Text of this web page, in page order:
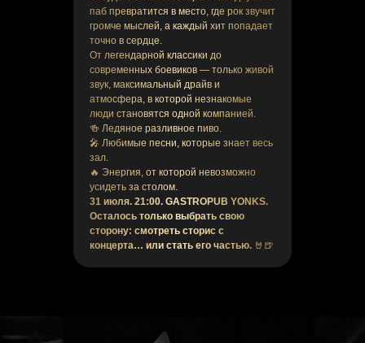
паб превратится в место, где рок звучит
громче мыслей, а каждый хит попадает
точно в сердце.
От легендарной классики до
современных боевиков — только живой
звук, максимальный драйв и
атмосфера, в которой незнакомые
люди становятся одной компанией.
🍻 Ледяное разливное пиво.
🎤 Любимые песни, которые знает весь
зал.
🔥 Энергия, от которой невозможно
усидеть за столом.
31 июля. 21:00. GASTROPUB YONKS.
Осталось только выбрать свою
сторону: смотреть сторис с
концерта… или стать его частью. 🤘🍺